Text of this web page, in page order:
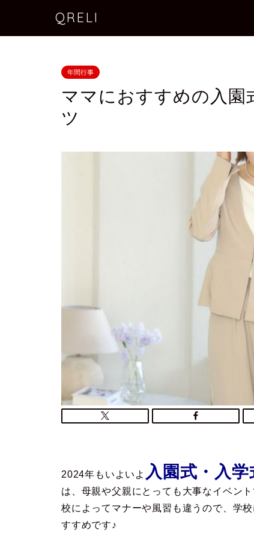
QRELI
年間行事
ママにおすすめの入園
ツ
2024年もいよいよ 入園式・入学
は、母親や父親にとっても大事なイベン
校によってマナーや風習も違うので、学
すすめです♪